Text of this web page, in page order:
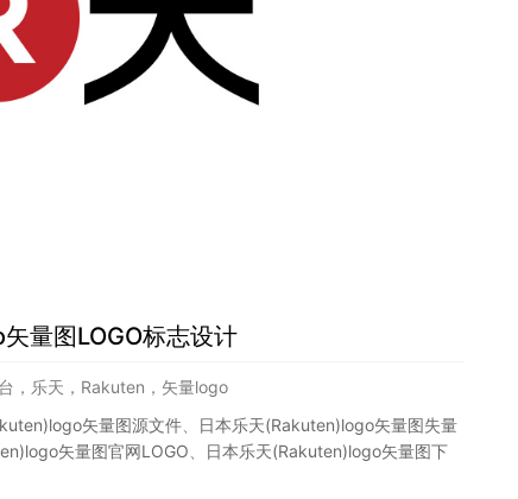
量图LOGO标志设计
，乐天，Rakuten，矢量logo
矢量图源文件
日本乐天(Rakuten)logo矢量图失量
矢量图官网LOGO
日本乐天(Rakuten)logo矢量图下